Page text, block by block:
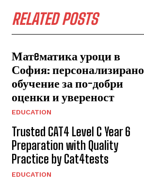
RELATED POSTS
Матeматика уроци в
София: персонализирано
обучение за по-добри
оценки и увереност
EDUCATION
Trusted CAT4 Level C Year 6
Preparation with Quality
Practice by Cat4tests
EDUCATION